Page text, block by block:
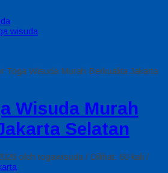
wisuda
Toga Wisuda Murah Berkualita Jakarta
Wisuda Murah
Selatan
oleh togawisuda / Dilihat: 60 kali /